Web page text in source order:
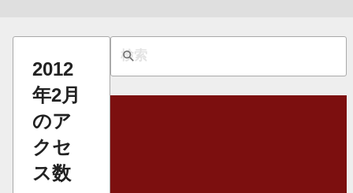
2012
年2月
のア
クセ
ス数